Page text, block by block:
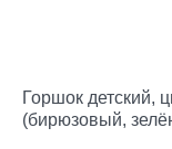
Горшок детский,
(бирюзовый,